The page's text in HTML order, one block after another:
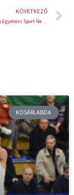
KÖVETKEZŐ
A világ legnagyobb Egyetemi Sport Nemzetközi Napja rendezvényére várják a hallgatókat
KOSÁRLABDA